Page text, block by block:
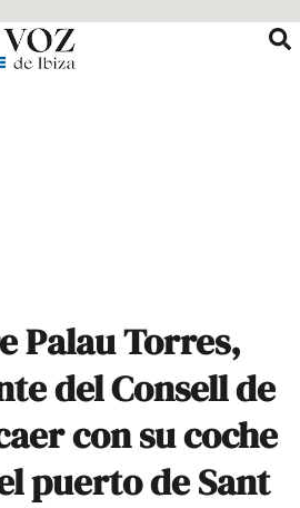
Palau Torres,
del Consell de
con su coche
puerto de Sant